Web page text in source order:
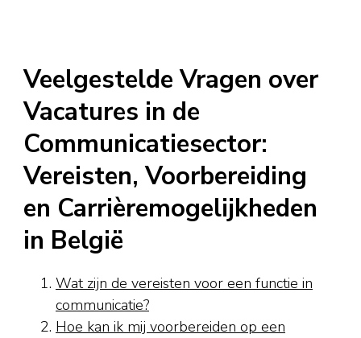
Veelgestelde Vragen over
Vacatures in de
Communicatiesector:
Vereisten, Voorbereiding
en Carrièremogelijkheden
in België
Wat zijn de vereisten voor een functie in
communicatie?
Hoe kan ik mij voorbereiden op een